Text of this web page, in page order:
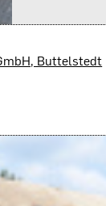
Buttelstedt